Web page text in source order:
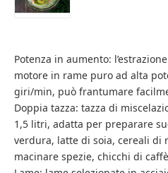
Potenza in aumento:
motore in rame puro ad alta
giri/min, può frantumare
Doppia tazza: tazza di
1,5 litri, adatta per preparare
verdura, latte di soia, cereali di
macinare spezie, chicchi di